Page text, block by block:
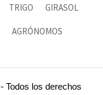
TRIGO GIRASOL
AGRÓNOMOS
Todos los derechos